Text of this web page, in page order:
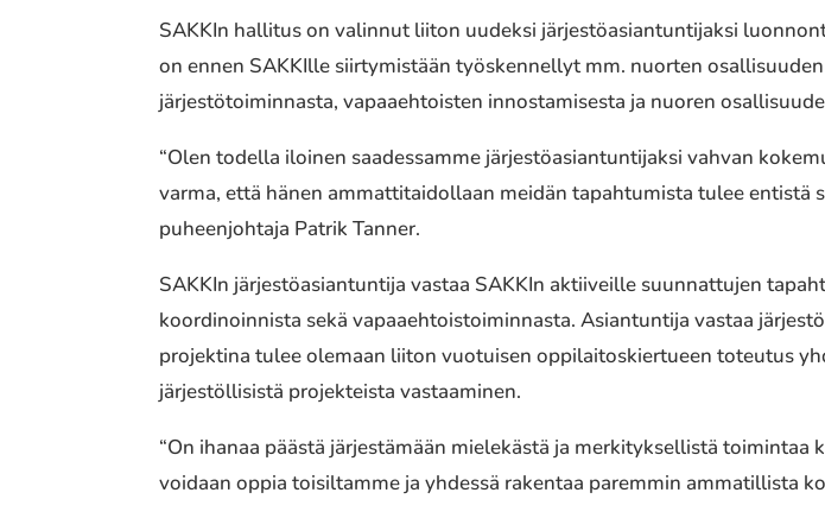
SAKKIn hallitus on valinnut liiton uudeksi järjestöasiantuntijaksi
on ennen SAKKIlle siirtymistään työskennellyt mm. nuorten
järjestötoiminnasta, vapaaehtoisten innostamisesta ja nuoren
“Olen todella iloinen saadessamme järjestöasiantuntijaksi vahvan
varma, että hänen ammattitaidollaan meidän tapahtumista tulee entistä
puheenjohtaja Patrik Tanner.
SAKKIn järjestöasiantuntija vastaa SAKKIn aktiiveille suunnattujen
koordinoinnista sekä vapaaehtoistoiminnasta. Asiantuntija vastaa
projektina tulee olemaan liiton vuotuisen oppilaitoskiertueen toteutus
järjestöllisistä projekteista vastaaminen.
“On ihanaa päästä järjestämään mielekästä ja merkityksellistä
voidaan oppia toisiltamme ja yhdessä rakentaa paremmin ammatillista